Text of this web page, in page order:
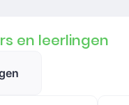
en leerlingen